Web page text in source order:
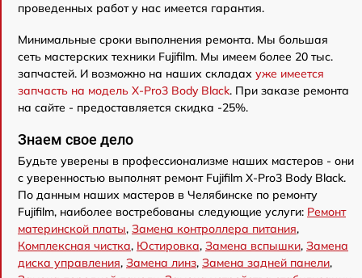
проведенных работ у нас имеется гарантия.
Минимальные сроки выполнения ремонта. Мы большая
сеть мастерских техники Fujifilm. Мы имеем более 20 тыс.
запчастей. И возможно на наших складах уже имеется
запчасть на модель X-Pro3 Body Black. При заказе ремонта
на сайте - предоставляется скидка -25%.
Знаем свое дело
Будьте уверены в профессионализме наших мастеров - они
с уверенностью выполнят ремонт Fujifilm X-Pro3 Body Black.
По данным наших мастеров в Челябинске по ремонту
Fujifilm, наиболее востребованы следующие услуги: Ремонт
материнской платы, Замена контроллера питания,
Комплексная чистка, Юстировка, Замена вспышки, Замена
диска управления, Замена линз, Замена задней панели,